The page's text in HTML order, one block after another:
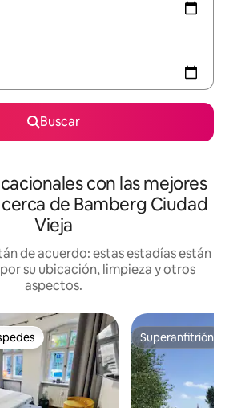
Buscar
con las mejores
de Bamberg Ciudad
Vieja
de acuerdo: estas estadías están
su ubicación, limpieza y otros
aspectos.
Superanfitrión
Superanfitrión